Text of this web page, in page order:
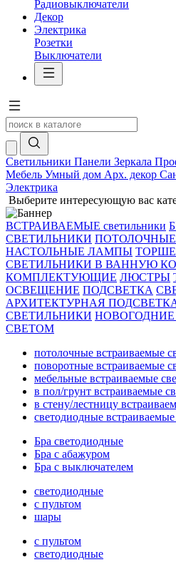
Радиовыключатели
Декор
Электрика
Розетки
Выключатели
Светильники Панели Зеркала
Мебель Умный дом Арх. декор
Электрика
Выберите интересующую вас
ВСТРАИВАЕМЫЕ светильники
СВЕТИЛЬНИКИ
НАСТОЛЬНЫЕ ЛАМПЫ
СВЕТИЛЬНИКИ В ВАННУЮ
КОМПЛЕКТУЮЩИЕ ЛЮСТРЫ
ОСВЕЩЕНИЕ ПОДСВЕТКА
АРХИТЕКТУРНАЯ
СВЕТИЛЬНИКИ
СВЕТОМ
потолочные встраиваемые
поворотные встраиваемые
мебельные встраиваемые
в пол/грунт встраиваемые
в стену/лестницу
светодиодные
Бра светодиодные
Бра с абажуром
Бра с выключателем
светодиодные
с пультом
шары
с пультом
светодиодные